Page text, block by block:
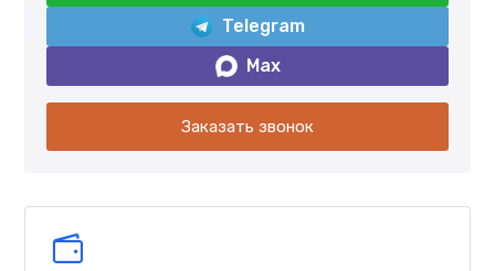
Telegram
Max
Заказать звонок